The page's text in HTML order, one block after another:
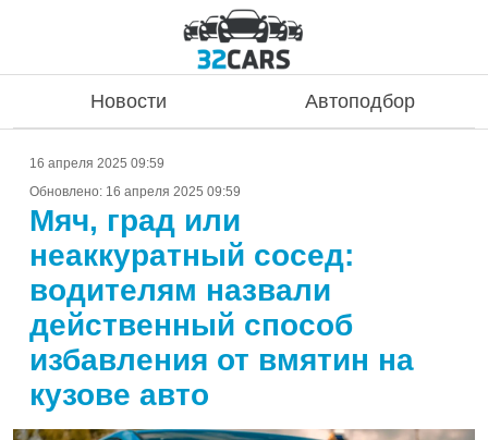
Новости Автоподбор
16 апреля 2025 09:59
Обновлено: 16 апреля 2025 09:59
Мяч, град или
неаккуратный сосед:
водителям назвали
действенный способ
избавления от вмятин на
кузове авто